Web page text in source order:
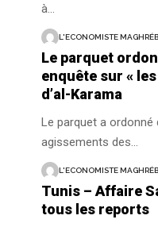
à…
L'ECONOMISTE
Le parquet
enquête sur «
d’al-Karama
Le parquet a ordonné
agissements des…
L'ECONOMISTE
Tunis – Affaire
tous les reports